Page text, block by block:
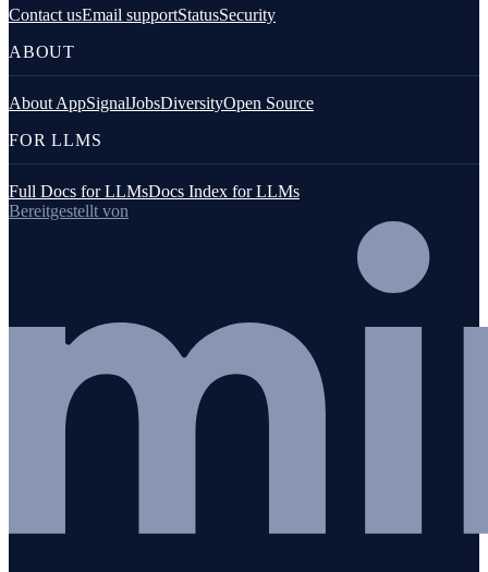
Contact usEmail supportStatusSecurity
ABOUT
About AppSignalJobsDiversityOpen Source
FOR LLMS
Full Docs for LLMsDocs Index for LLMs
Bereitgestellt von